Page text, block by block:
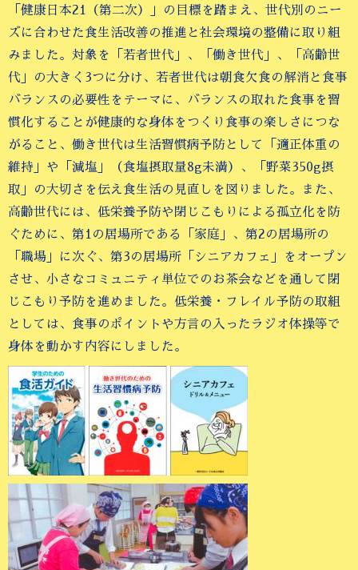
「健康日本21（第二次）」の目標を踏まえ、世代別のニー
ズに合わせた食生活改善の推進と社会環境の整備に取り組
みました。対象を「若者世代」、「働き世代」、「高齢世
代」の大きく3つに分け、若者世代は朝食欠食の解消と食事
バランスの必要性をテーマに、バランスの取れた食事を習
慣化することが健康的な身体をつくり食事の楽しさにつな
がること、働き世代は生活習慣病予防として「適正体重の
維持」や「減塩」（食塩摂取量8g未満）、「野菜350g摂
取」の大切さを伝え食生活の見直しを図りました。また、
高齢世代には、低栄養予防や閉じこもりによる孤立化を防
ぐために、第1の居場所である「家庭」、第2の居場所の
「職場」に次ぐ、第3の居場所「シニアカフェ」をオープン
させ、小さなコミュニティ単位でのお茶会などを通して閉
じこもり予防を進めました。低栄養・フレイル予防の取組
としては、食事のポイントや方言の入ったラジオ体操等で
身体を動かす内容にしました。